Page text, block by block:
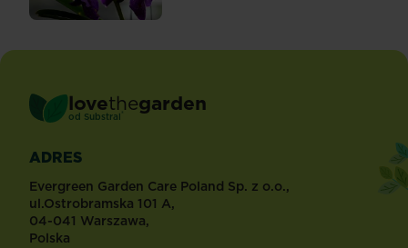
lovethegarden
od Substral ®
ADRES
Evergreen Garden Care Poland Sp. z o.o.,
ul.Ostrobramska 101 A,
04-041 Warszawa,
Polska